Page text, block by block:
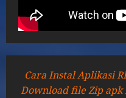
Cara Instal Aplikasi
Download file Zip apk